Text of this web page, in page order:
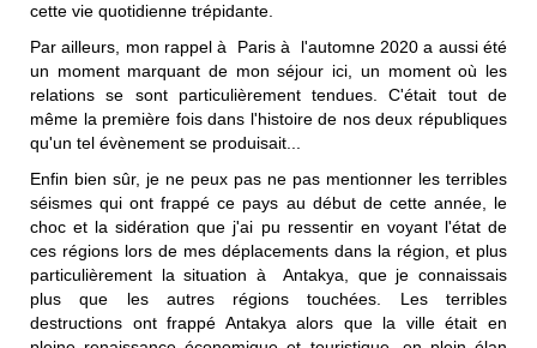
cette vie quotidienne trépidante.
Par ailleurs, mon rappel à Paris à l'automne 2020 a aussi été
un moment marquant de mon séjour ici, un moment où les
relations se sont particulièrement tendues. C'était tout de
même la première fois dans l'histoire de nos deux républiques
qu'un tel évènement se produisait...
Enfin bien sûr, je ne peux pas ne pas mentionner les terribles
séismes qui ont frappé ce pays au début de cette année, le
choc et la sidération que j'ai pu ressentir en voyant l'état de
ces régions lors de mes déplacements dans la région, et plus
particulièrement la situation à Antakya, que je connaissais
plus que les autres régions touchées. Les terribles
destructions ont frappé Antakya alors que la ville était en